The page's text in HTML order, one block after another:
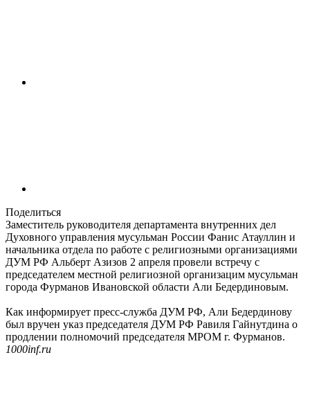
Поделиться
Заместитель руководителя департамента внутренних дел
Духовного управления мусульман России Фанис Атауллин и
начальника отдела по работе с религиозными организациями
ДУМ РФ Альберт Азизов 2 апреля провели встречу с
председателем местной религиозной организацим мусульман
города Фурманов Ивановской области Али Бедердиновым.
Как информирует пресс-служба ДУМ РФ, Али Бедердинову
был вручен указ председателя ДУМ РФ Равиля Гайнутдина о
продлении полномочий председателя МРОМ г. Фурманов.
1000inf.ru